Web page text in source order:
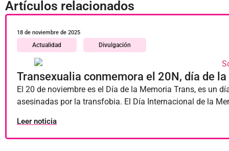
Artículos relacionados
18 de noviembre de 2025
Actualidad Divulgación
Transexualia conmemora el 20N, día de
El 20 de noviembre es el Día de la Memoria Trans, es un
asesinadas por la transfobia. El Día Internacional de la
Leer noticia